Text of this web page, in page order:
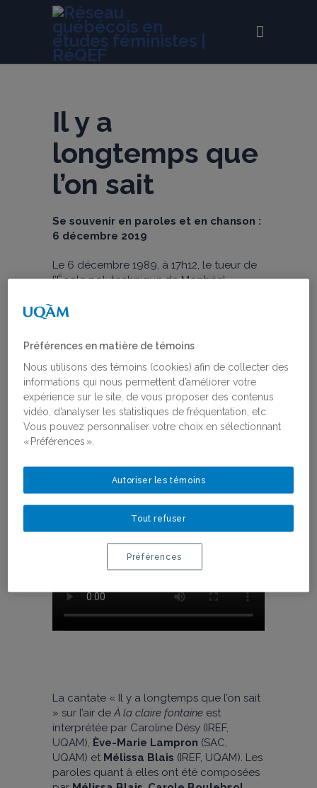
Il y a
longtemps que
l’on sait
Se souvenir en paroles et en chanson :
6 décembre 2019
Le 6 décembre 1989, à 17h12, le tueur de
l’École polytechnique de Montréal
décembre 2019, à l’heure où débute
haine des femmes et des féministes en
l’on sait », écrite spécifiquement pour
l’occasion.
Pour chanter en simultané, deux points de
rendez-vous ont été proposés : l’un
physique, à Montréal, à la
québécois en études féministes, à 17h00
également.
La cantate « Il y a longtemps que l’on sait
» sur l’air deÀ la claire fontaine est
interprétée par Caroline Désy (IREF,
UQAM), Ève-Marie Lampron (SAC,
UQAM) et Mélissa Blais (IREF, UQAM). Les
paroles quant à elles ont été composées
Préférences en matière de témoins
Nous utilisons des témoins (cookies) afin de collecter des
informations qui nous permettent d’améliorer votre
expérience sur le site, de vous proposer des contenus
vidéo, d’analyser les statistiques de fréquentation, etc.
Vous pouvez personnaliser votre choix en sélectionnant
« Préférences ».
Tout refuser
Autoriser les témoins
Préférences